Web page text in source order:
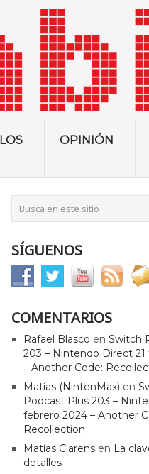
OPINIÓN
SÍGUENOS
COMENTARIOS
Rafael Blasco enSwitch
203 – Nintendo Direct
– Another Code:
Matías (NintenMax) en
Podcast Plus 203 –
febrero 2024 – Another
Recollection
Matías Clarens en La
detalles